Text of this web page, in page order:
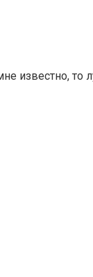
известно, то